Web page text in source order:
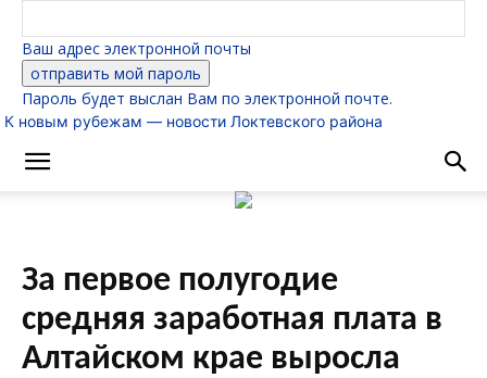
Ваш адрес электронной почты
Пароль будет выслан Вам по электронной почте.
К новым рубежам — новости Локтевского района
За первое полугодие
средняя заработная плата в
Алтайском крае выросла